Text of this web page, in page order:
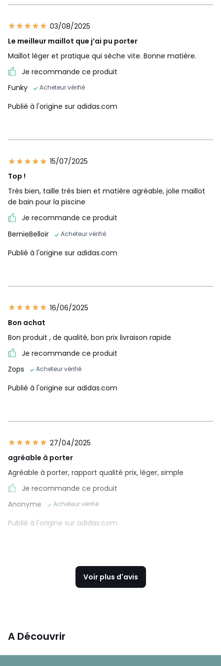
03/08/2025
Le meilleur maillot que j’ai pu porter
Maillot léger et pratique qui sèche vite. Bonne matière.
Je recommande ce produit
Funky
Acheteur vérifié
Publié à l'origine sur adidas.com
15/07/2025
Top !
Très bien, taille très bien et matière agréable, jolie maillot
de bain pour la piscine
Je recommande ce produit
BernieBelloir
Acheteur vérifié
Publié à l'origine sur adidas.com
16/06/2025
Bon achat
Bon produit , de qualité, bon prix livraison rapide
Je recommande ce produit
Zops
Acheteur vérifié
Publié à l'origine sur adidas.com
27/04/2025
agréable à porter
Agréable à porter, rapport qualité prix, léger, simple
Je recommande ce produit
Anonyme
Acheteur vérifié
Publié à l'origine sur adidas.com
Voir plus d'avis
A Découvrir